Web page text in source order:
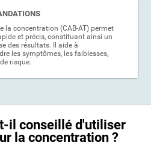
la concentration (CAB-AT) permet
et précis, constituant ainsi un
des résultats. Il aide à
les symptômes, les faiblesses,
risque.
il conseillé d'utiliser
la concentration ?